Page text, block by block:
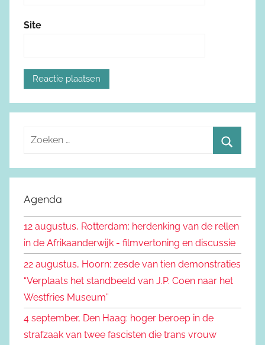
Site
e
e
n
a
a
:
o
e
n
Agenda
12 augustus, Rotterdam: herdenking van de rellen
in de Afrikaanderwijk - filmvertoning en discussie
22 augustus, Hoorn: zesde van tien demonstraties
“Verplaats het standbeeld van J.P. Coen naar het
Westfries Museum”
4 september, Den Haag: hoger beroep in de
strafzaak van twee fascisten die trans vrouw